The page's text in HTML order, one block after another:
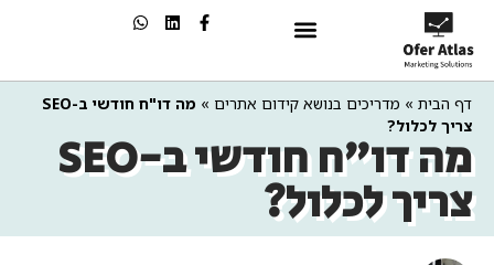
דף הבית » מדריכים בנושא קידום אתרים »
מה דו"ח חודשי ב-SEO
צריך לכלול?
מה דו"ח חודשי ב-SEO
צריך לכלול?